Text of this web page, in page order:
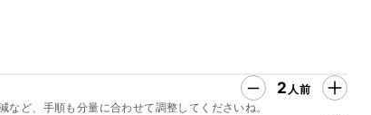
2 人前
ど、手順も分量に合わせて調整してくださいね。